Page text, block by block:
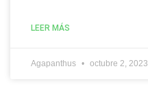
LEER MÁS
Agapanthus octubre 2, 2023